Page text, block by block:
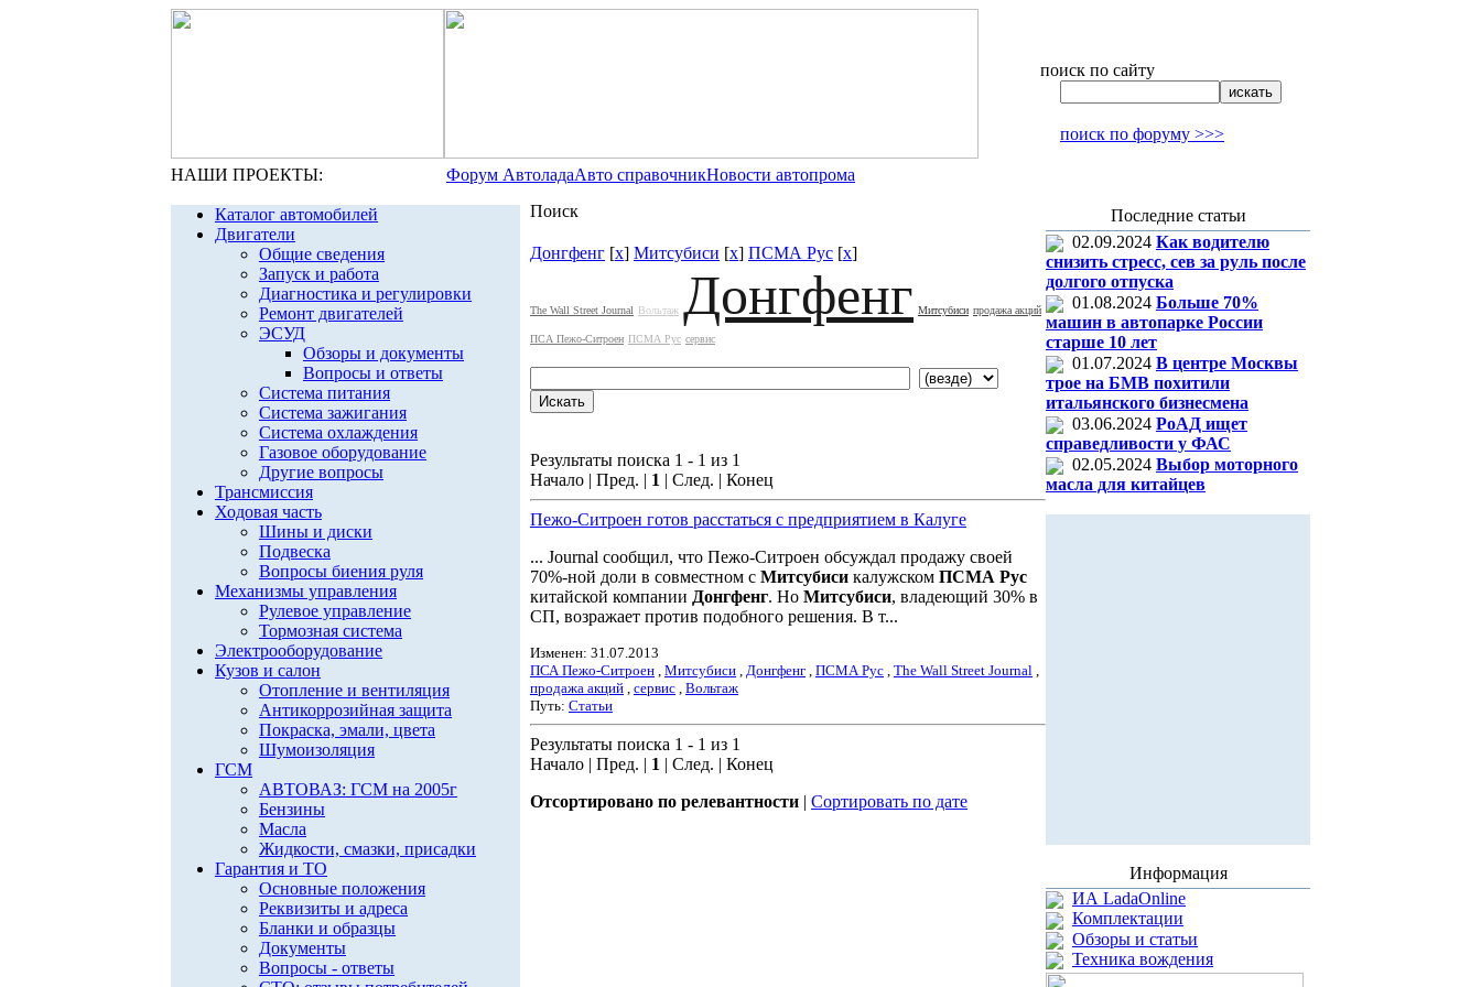
поиск по сайту
поиск по форуму >>>
НАШИ ПРОЕКТЫ: Форум АвтоладаАвто справочникНовости автопрома
Каталог автомобилей
Двигатели
Общие сведения
Запуск и работа
Диагностика и регулировки
Ремонт двигателей
ЭСУД
Обзоры и документы
Вопросы и ответы
Система питания
Система зажигания
Система охлаждения
Газовое оборудование
Другие вопросы
Трансмиссия
Ходовая часть
Шины и диски
Подвеска
Вопросы биения руля
Механизмы управления
Рулевое управление
Тормозная система
Электрооборудование
Кузов и салон
Отопление и вентиляция
Антикоррозийная защита
Покраска, эмали, цвета
Шумоизоляция
ГСМ
АВТОВАЗ: ГСМ на 2005г
Бензины
Масла
Жидкости, смазки, присадки
Гарантия и ТО
Основные положения
Реквизиты и адреса
Бланки и образцы
Документы
Вопросы - ответы
Поиск
Донгфенг [x] Митсубиси [x] ПСМА Рус [x]
The Wall Street Journal Вольтаж Донгфенг Митсубиси продажа акций
ПСА Пежо-Ситроен ПСМА Рус сервис
Результаты поиска 1 - 1 из 1
Начало | Пред. | 1 | След. | Конец
Пежо-Ситроен готов расстаться с предприятием в Калуге
... Journal сообщил, что Пежо-Ситроен обсуждал продажу своей
70%-ной доли в совместном с Митсубиси калужском ПСМА Рус
китайской компании Донгфенг. Но Митсубиси, владеющий 30% в
СП, возражает против подобного решения. В т...
Изменен: 31.07.2013
ПСА Пежо-Ситроен , Митсубиси , Донгфенг , ПСМА Рус , The Wall Street Journal ,
продажа акций , сервис , Вольтаж
Путь: Статьи
Результаты поиска 1 - 1 из 1
Начало | Пред. | 1 | След. | Конец
Отсортировано по релевантности | Сортировать по дате
Последние статьи
02.09.2024 Как водителю
снизить стресс, сев за руль после
долгого отпуска
01.08.2024 Больше 70%
машин в автопарке России
старше 10 лет
01.07.2024 В центре Москвы
трое на БМВ похитили
итальянского бизнесмена
03.06.2024 РоАД ищет
справедливости у ФАС
02.05.2024 Выбор моторного
масла для китайцев
Информация
ИА LadaOnline
Комплектации
Обзоры и статьи
Техника вождения